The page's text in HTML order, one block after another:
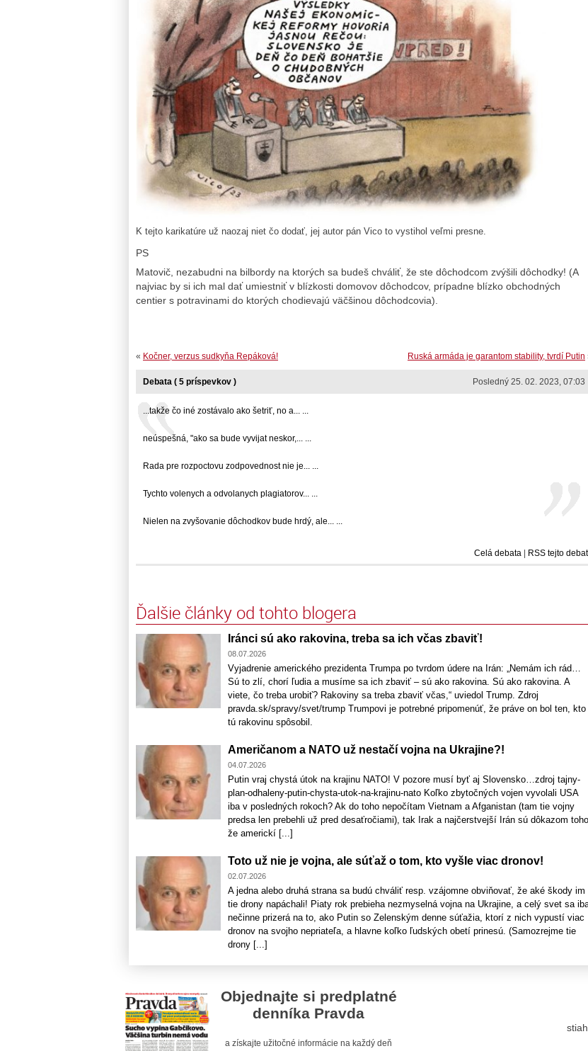
K tejto karikatúre už naozaj niet čo dodať, jej autor pán Vico to vystihol veľmi presne.
PS
Matovič, nezabudni na bilbordy na ktorých sa budeš chváliť, že ste dôchodcom zvýšili dôchodky! (A
najviac by si ich mal dať umiestniť v blízkosti domovov dôchodcov, prípadne blízko obchodných
centier s potravinami do ktorých chodievajú väčšinou dôchodcovia).
Ruská armáda je garantom stability, tvrdí Putin
« Kočner, verzus sudkyňa Repáková!
Posledný 25. 02. 2023, 07:03
Debata ( 5 príspevkov )
...takže čo iné zostávalo ako šetriť, no a... ...
neúspešná, "ako sa bude vyvijat neskor,... ...
Rada pre rozpoctovu zodpovednost nie je... ...
Tychto volenych a odvolanych plagiatorov... ...
Nielen na zvyšovanie dôchodkov bude hrdý, ale... ...
Celá debata RSS tejto
Ďalšie články od tohto blogera
Iránci sú ako rakovina, treba sa ich včas zbaviť!
08.07.2026
Vyjadrenie amerického prezidenta Trumpa po tvrdom údere na Irán: „Nemám ich rád…
Sú to zlí, chorí ľudia a musíme sa ich zbaviť – sú ako rakovina. Sú ako rakovina. A
viete, čo treba urobiť? Rakoviny sa treba zbaviť včas,“ uviedol Trump. Zdroj
pravda.sk/spravy/svet/trump Trumpovi je potrebné pripomenúť, že práve on bol ten, kto
tú rakovinu spôsobil.
Američanom a NATO už nestačí vojna na Ukrajine?!
04.07.2026
Putin vraj chystá útok na krajinu NATO! V pozore musí byť aj Slovensko…zdroj tajny-
plan-odhaleny-putin-chysta-utok-na-krajinu-nato Koľko zbytočných vojen vyvolali USA
iba v posledných rokoch? Ak do toho nepočítam Vietnam a Afganistan (tam tie vojny
predsa len prebehli už pred desaťročiami), tak Irak a najčerstvejší Irán sú dôkazom
že americkí [...]
Toto už nie je vojna, ale súťaž o tom, kto vyšle viac dronov!
02.07.2026
A jedna alebo druhá strana sa budú chváliť resp. vzájomne obviňovať, že aké škody im
tie drony napáchali! Piaty rok prebieha nezmyselná vojna na Ukrajine, a celý svet sa
nečinne prizerá na to, ako Putin so Zelenským denne súťažia, ktorí z nich vypustí viac
dronov na svojho nepriateľa, a hlavne koľko ľudských obetí prinesú. (Samozrejme tie
drony [...]
Objednajte si predplatné
denníka Pravda
a získajte užitočné informácie na každý deň